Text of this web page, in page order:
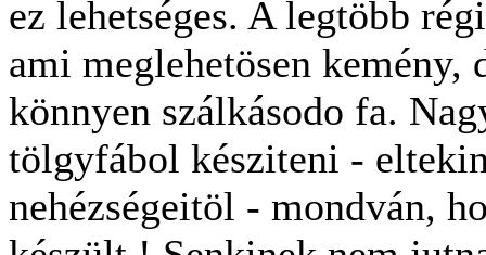
ez lehetséges. A legtöbb
ami meglehetösen kemény,
könnyen szálkásodo fa.
tölgyfábol késziteni -
nehézségeitöl - mondván,